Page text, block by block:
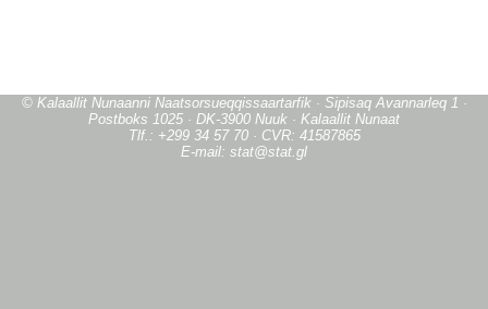
© Kalaallit Nunaanni Naatsorsueqqissaartarfik · Sipisaq Avannarleq 1 ·
Postboks 1025 · DK-3900 Nuuk · Kalaallit Nunaat
Tlf.: +299 34 57 70 · CVR: 41587865
E-mail: stat@stat.gl